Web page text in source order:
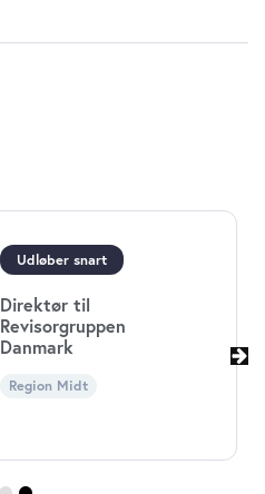
Økonomichef til Børne-
og
Ungdomsforvaltningen i
Københavns Kommune
Region Hovedstaden